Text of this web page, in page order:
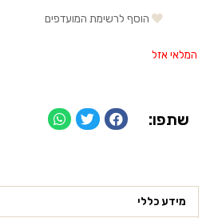
הוסף לרשימת המועדפים
המלאי אזל
שתפו:
מידע כללי